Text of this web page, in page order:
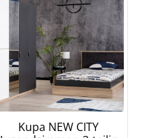
Kupa NEW CITY